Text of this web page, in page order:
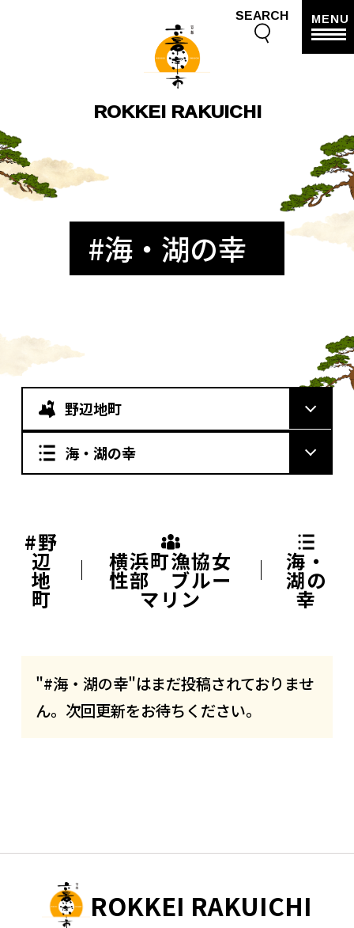
ROKKEI RAKUICHI
SEARCH MENU
#海・湖の幸
野辺地町
海・湖の幸
#野
辺
地
町
横浜町漁協女
性部 ブルー
マリン
海・
湖の
幸
"#海・湖の幸"はまだ投稿されておりませ
ん。次回更新をお待ちください。
ROKKEI RAKUICHI